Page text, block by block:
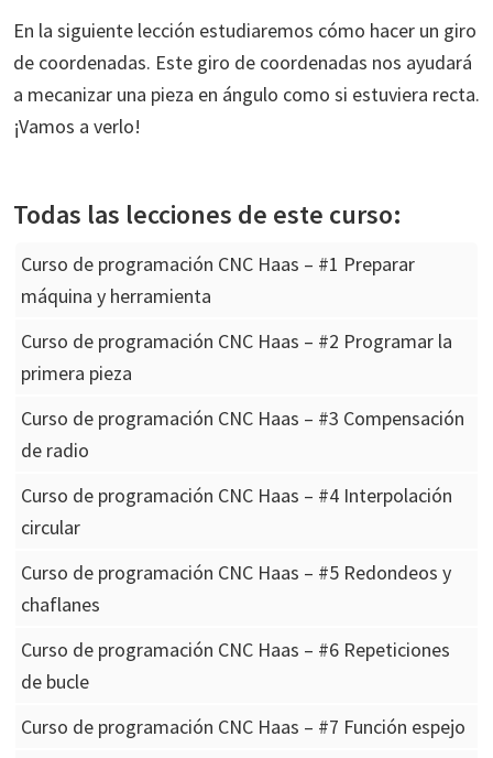
En la siguiente lección estudiaremos cómo hacer un giro
de coordenadas. Este giro de coordenadas nos ayudará
a mecanizar una pieza en ángulo como si estuviera recta.
¡Vamos a verlo!
Todas las lecciones de este curso:
Curso de programación CNC Haas – #1 Preparar
máquina y herramienta
Curso de programación CNC Haas – #2 Programar la
primera pieza
Curso de programación CNC Haas – #3 Compensación
de radio
Curso de programación CNC Haas – #4 Interpolación
circular
Curso de programación CNC Haas – #5 Redondeos y
chaflanes
Curso de programación CNC Haas – #6 Repeticiones
de bucle
Curso de programación CNC Haas – #7 Función espejo